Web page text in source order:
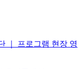
｜ 프로그램 현장 영